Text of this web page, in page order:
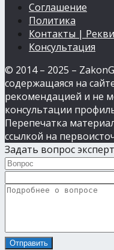
Соглашение
Политика
Контакты |
Консультация
© 2014 – 2025 –
содержащаяся на
рекомендацией и не
консультации
Перепечатка
ссылкой на
Задать вопрос